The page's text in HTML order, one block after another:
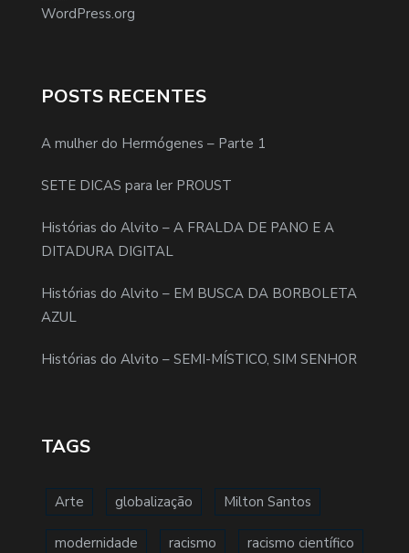
WordPress.org
POSTS RECENTES
A mulher do Hermógenes – Parte 1
SETE DICAS para ler PROUST
Histórias do Alvito – A FRALDA DE PANO E A
DITADURA DIGITAL
Histórias do Alvito – EM BUSCA DA BORBOLETA
AZUL
Histórias do Alvito – SEMI-MÍSTICO, SIM SENHOR
TAGS
Arte globalização Milton Santos
modernidade racismo racismo científico